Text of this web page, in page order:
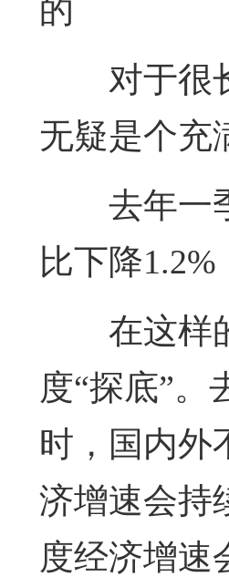
的
对于很
无疑是个充
去年一
比下降
在这样
度“探底”。
时，国内外
济增速会持
度经济增速